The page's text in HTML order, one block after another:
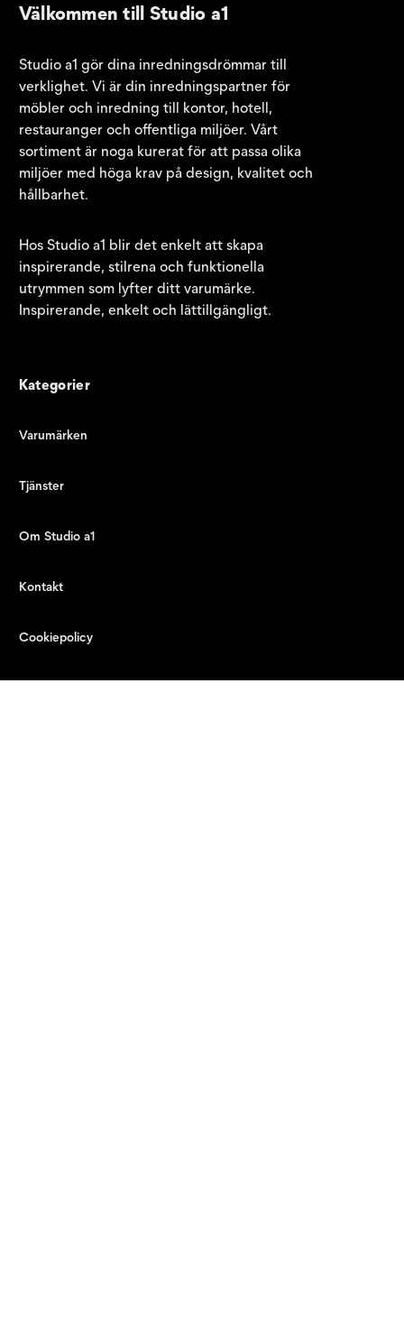
Välkommen till Studio a1
Studio a1 gör dina inredningsdrömmar till
verklighet. Vi är din inredningspartner för
möbler och inredning till kontor, hotell,
restauranger och offentliga miljöer. Vårt
sortiment är noga kurerat för att passa olika
miljöer med höga krav på design, kvalitet och
hållbarhet.
Hos Studio a1 blir det enkelt att skapa
inspirerande, stilrena och funktionella
utrymmen som lyfter ditt varumärke.
Inspirerande, enkelt och lättillgängligt.
Kategorier
Varumärken
Tjänster
Om Studio a1
Kontakt
Cookiepolicy